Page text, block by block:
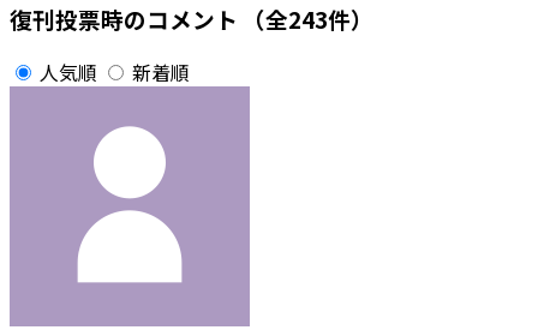
復刊投票時のコメント （全243件）
人気順 新着順